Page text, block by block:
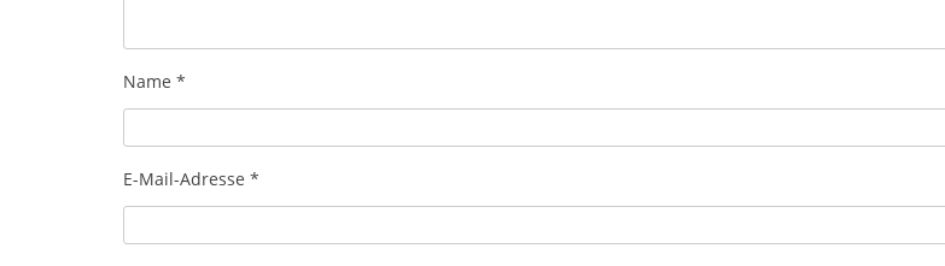
Name *
E-Mail-Adresse *